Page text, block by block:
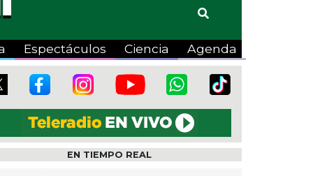
Espectáculos Ciencia Agenda
EN TIEMPO REAL